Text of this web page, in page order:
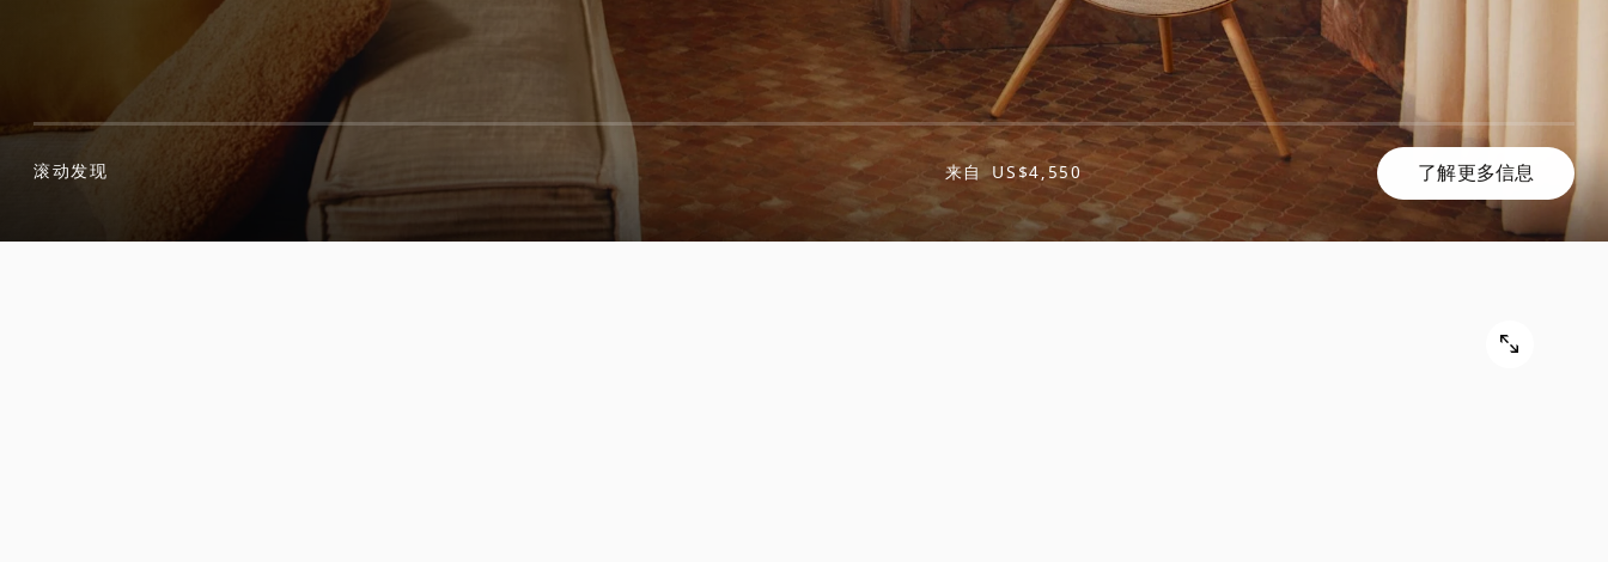
滚动发现
来自 US$4,550 了解更多信息